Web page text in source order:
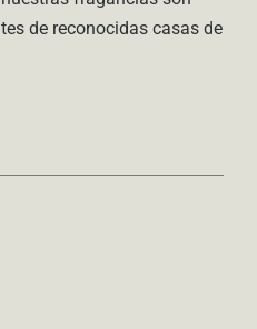
de reconocidas casas de